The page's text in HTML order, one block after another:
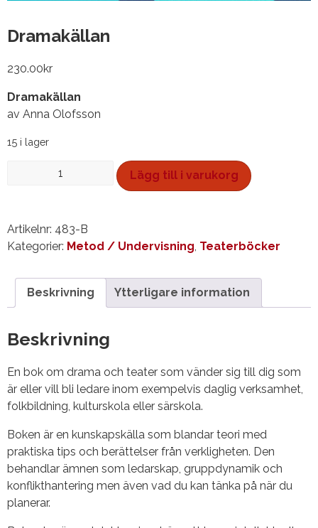
Dramakällan
230.00kr
Dramakällan
av Anna Olofsson
15 i lager
Dramakällan
Lägg till i varukorg
Artikelnr: 483-B
Kategorier: Metod / Undervisning, Teaterböcker
Beskrivning Ytterligare information
Beskrivning
En bok om drama och teater som vänder sig till dig som
är eller vill bli ledare inom exempelvis daglig verksamhet,
folkbildning, kulturskola eller särskola.
Boken är en kunskapskälla som blandar teori med
praktiska tips och berättelser från verkligheten. Den
behandlar ämnen som ledarskap, gruppdynamik och
konflikthantering men även vad du kan tänka på när du
planerar.